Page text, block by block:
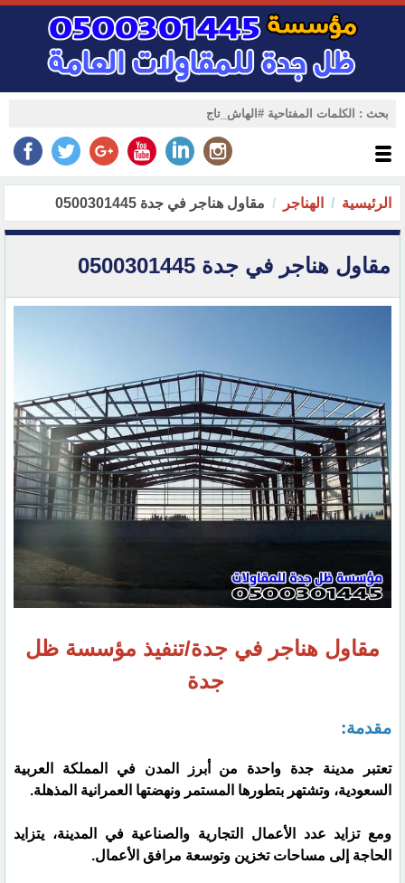
الرئيسية الهناجر مقاول هناجر في جدة 0500301445
مقاول هناجر في جدة 0500301445
مقاول هناجر في جدة/تنفيذ مؤسسة ظل
جدة
مقدمة:
تعتبر مدينة جدة واحدة من أبرز المدن في المملكة العربية
السعودية، وتشتهر بتطورها المستمر ونهضتها العمرانية المذهلة.
ومع تزايد عدد الأعمال التجارية والصناعية في المدينة، يتزايد
الحاجة إلى مساحات تخزين وتوسعة مرافق الأعمال.